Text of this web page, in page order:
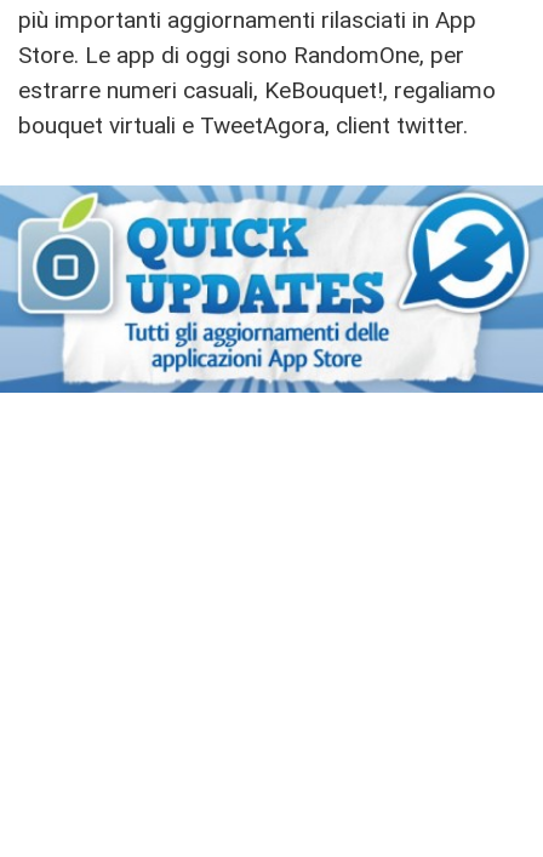
più importanti aggiornamenti rilasciati in App
Store. Le app di oggi sono RandomOne, per
estrarre numeri casuali, KeBouquet!, regaliamo
bouquet virtuali e TweetAgora, client twitter.